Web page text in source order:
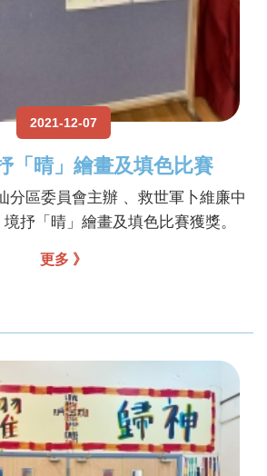
2021-12-07
「晴」繪畫及填色比賽
分區委員會主辦 、救世軍卜維廉中
抒「晴」繪畫及填色比賽獲獎。
更多 》